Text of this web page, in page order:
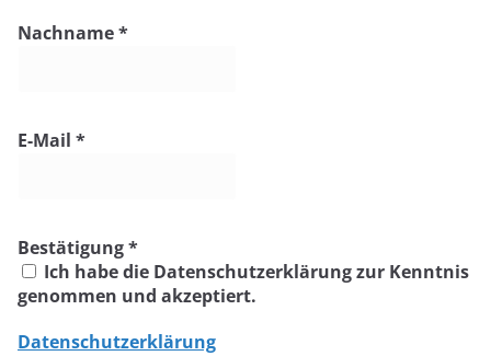
Nachname*
E-Mail *
Bestätigung*
Ich habe die Datenschutzerklärung zur Kenntnis
genommen und akzeptiert.
Datenschutzerklärung